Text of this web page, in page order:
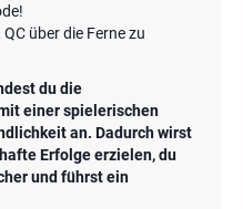
über die Ferne zu
du die
einer spielerischen
an. Dadurch wirst
Erfolge erzielen, du
und führst ein